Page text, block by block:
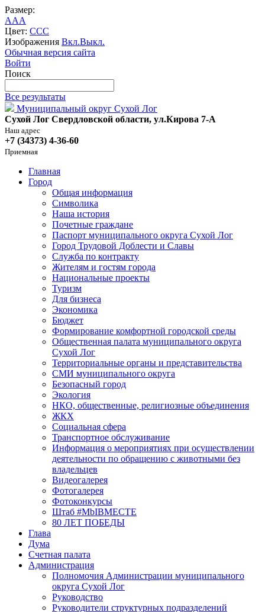
Размер:
AAA
Цвет: CCC
Изображения Вкл.Выкл.
Обычная версия сайта
Войти
Поиск
Все результаты
Муниципальный округ Сухой Лог
Сухой Лог Свердловской области, ул.Кирова 7-А
Наш адрес
+7 (34373) 4-36-60
Приемная
Главная
Город
Общая информация
Символика
Наша история
Почетные граждане
Паспорт муниципального округа Сухой Лог
Город Трудовой Доблести и Славы
Служба по контракту
Жителям и гостям города
Национальные проекты
Туризм
Для бизнеса
Экономика
Бюджет
Формирование комфортной городской среды
Общественная палата муниципального округа
Сухой Лог
Территориальные органы и представительства
СМИ муниципального округа
Безопасный город
Экология
НКО, общественные, религиозные объединения
ЖКХ
Социальная сфера
Транспортное обслуживание
Информация о мероприятиях при осуществлении
деятельности по обращению с животными без
владельцев
Видеогалерея
Фотогалерея
Фотоконкурсы
Штаб #MbIBMECTE
80 ЛЕТ ПОБЕДЫ
Глава
Дума
Счетная палата
Администрация
Полномочия Администрации муниципального
округа Сухой Лог
Руководство
Руководители структурных подразделений